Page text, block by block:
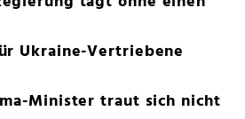
Ukraine-Vertriebene
Minister traut sich nicht